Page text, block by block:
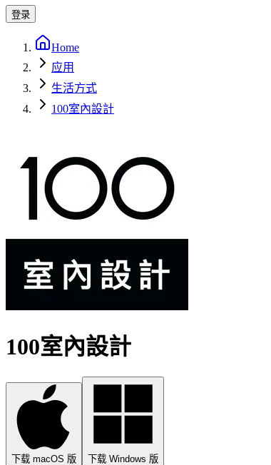
登录
Home
应用
生活方式
100室內設計
100室內設計
下载 macOS 版 下载 Windows 版